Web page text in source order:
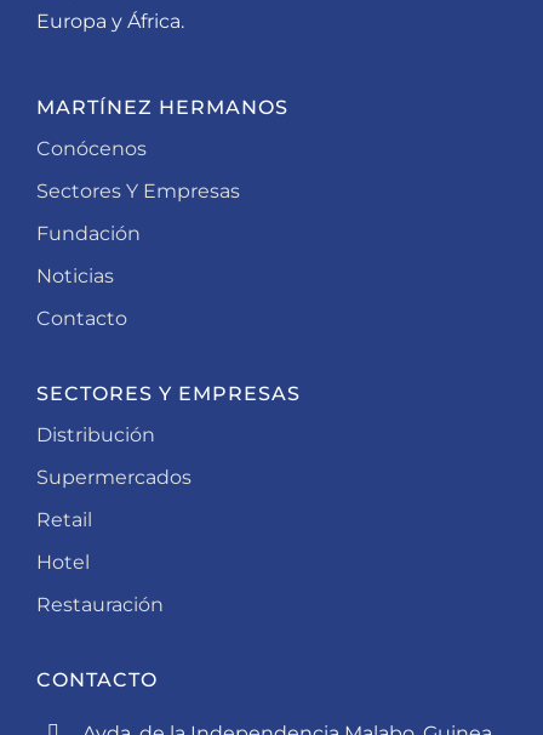
Europa y África.
MARTÍNEZ HERMANOS
Conócenos
Sectores Y Empresas
Fundación
Noticias
Contacto
SECTORES Y EMPRESAS
Distribución
Supermercados
Retail
Hotel
Restauración
CONTACTO